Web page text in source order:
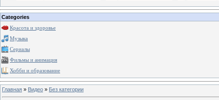
Categories
Красота и здоровье
Музыка
Сериалы
Фильмы и анимация
Хобби и образование
Главная » Видео » Без категории